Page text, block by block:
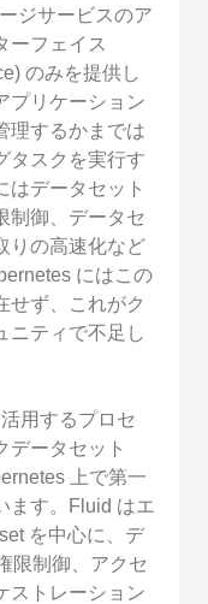
ジサービスのア
ーフェイス
のみを提供し
プリケーション
理するかまでは
タスクを実行す
はデータセット
制御、データセ
りの高速化など
にはこの
せず、これがク
ニティで不足し
用するプロセ
データセット
上で第一
ます。Fluid はエ
を中心に、デ
限制御、アクセ
ストレーション